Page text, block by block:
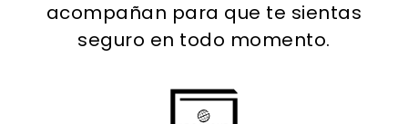
acompañan para que te sientas
seguro en todo momento.